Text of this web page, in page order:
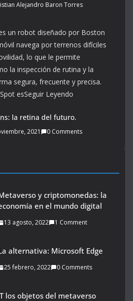
Alejandro Baron Torres
un robot diseñado por Boston
navega por terrenos difíciles
lo que le permite
la inspección de rutina y la
segura, frecuente y precisa.
esSeguir Leyendo
la retina del futuro.
2021 0 Comments
y criptomonedas: la
en el mundo digital
13 agosto, 2022 1 Comment
alternativa: Microsoft Edge
25 febrero, 2022 0 Comments
los objetos del metaverso